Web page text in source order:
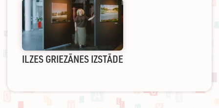
ILZES GRIEZĀNES IZSTĀDE